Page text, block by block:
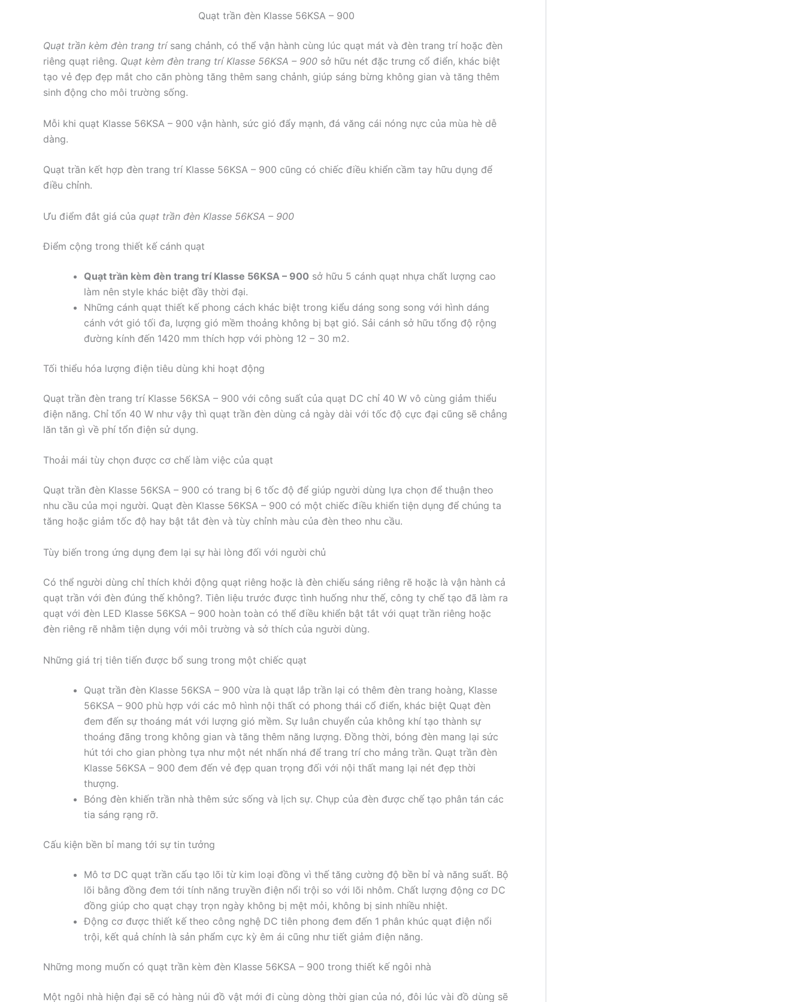
Quạt trần đèn Klasse 56KSA – 900
Quạt trần kèm đèn trang trísang chảnh, có thể vận hành cùng lúc quạt mát và đèn trang trí hoặc đèn
riêng quạt riêng. Quạt kèm đèn trang trí Klasse 56KSA – 900 sở hữu nét đặc trưng cổ điển, khác biệt
tạo vẻ đẹp đẹp mắt cho căn phòng tăng thêm sang chảnh, giúp sáng bừng không gian và tăng thêm
sinh động cho môi trường sống.
Mỗi khi quạt Klasse 56KSA – 900 vận hành, sức gió đẩy mạnh, đá văng cái nóng nực của mùa hè dễ
dàng.
Quạt trần kết hợp đèn trang trí Klasse 56KSA – 900 cũng có chiếc điều khiển cầm tay hữu dụng để
điều chỉnh.
Ưu điểm đắt giá của quạt trần đèn Klasse 56KSA – 900
Điểm cộng trong thiết kế cánh quạt
Quạt trần kèm đèn trang trí Klasse 56KSA – 900 sở hữu 5 cánh quạt nhựa chất lượng cao
làm nên style khác biệt đầy thời đại.
Những cánh quạt thiết kế phong cách khác biệt trong kiểu dáng song song với hình dáng
cánh vớt gió tối đa, lượng gió mềm thoảng không bị bạt gió. Sải cánh sở hữu tổng độ rộng
đường kính đến 1420 mm thích hợp với phòng 12 – 30 m2.
Tối thiểu hóa lượng điện tiêu dùng khi hoạt động
Quạt trần đèn trang trí Klasse 56KSA – 900 với công suất của quạt DC chỉ 40 W vô cùng giảm thiểu
điện năng. Chỉ tốn 40 W như vậy thì quạt trần đèn dùng cả ngày dài với tốc độ cực đại cũng sẽ chẳng
lăn tăn gì về phí tổn điện sử dụng.
Thoải mái tùy chọn được cơ chế làm việc của quạt
Quạt trần đèn Klasse 56KSA – 900 có trang bị 6 tốc độ để giúp người dùng lựa chọn để thuận theo
nhu cầu của mọi người. Quạt đèn Klasse 56KSA – 900 có một chiếc điều khiển tiện dụng để chúng ta
tăng hoặc giảm tốc độ hay bật tắt đèn và tùy chỉnh màu của đèn theo nhu cầu.
Tùy biến trong ứng dụng đem lại sự hài lòng đối với người chủ
Có thể người dùng chỉ thích khởi động quạt riêng hoặc là đèn chiếu sáng riêng rẽ hoặc là vận hành cả
quạt trần với đèn đúng thế không?. Tiên liệu trước được tình huống như thế, công ty chế tạo đã làm ra
quạt với đèn LED Klasse 56KSA – 900 hoàn toàn có thể điều khiển bật tắt với quạt trần riêng hoặc
đèn riêng rẽ nhằm tiện dụng với môi trường và sở thích của người dùng.
Những giá trị tiên tiến được bổ sung trong một chiếc quạt
Quạt trần đèn Klasse 56KSA – 900 vừa là quạt lắp trần lại có thêm đèn trang hoàng, Klasse
56KSA – 900 phù hợp với các mô hình nội thất có phong thái cổ điển, khác biệt Quạt đèn
đem đến sự thoáng mát với lượng gió mềm. Sự luân chuyển của không khí tạo thành sự
thoáng đãng trong không gian và tăng thêm năng lượng. Đồng thời, bóng đèn mang lại sức
hút tới cho gian phòng tựa như một nét nhấn nhá để trang trí cho mảng trần. Quạt trần đèn
Klasse 56KSA – 900 đem đến vẻ đẹp quan trọng đối với nội thất mang lại nét đẹp thời
thượng.
Bóng đèn khiến trần nhà thêm sức sống và lịch sự. Chụp của đèn được chế tạo phân tán các
tia sáng rạng rỡ.
Cấu kiện bền bỉ mang tới sự tin tưởng
Mô tơ DC quạt trần cấu tạo lõi từ kim loại đồng vì thế tăng cường độ bền bỉ và năng suất. Bộ
lõi bằng đồng đem tới tính năng truyền điện nổi trội so với lõi nhôm. Chất lượng động cơ DC
đồng giúp cho quạt chạy trọn ngày không bị mệt mỏi, không bị sinh nhiều nhiệt.
Động cơ được thiết kế theo công nghệ DC tiên phong đem đến 1 phân khúc quạt điện nổi
trội, kết quả chính là sản phẩm cực kỳ êm ái cũng như tiết giảm điện năng.
Những mong muốn có quạt trần kèm đèn Klasse 56KSA – 900 trong thiết kế ngôi nhà
Một ngôi nhà hiện đại sẽ có hàng núi đồ vật mới đi cùng dòng thời gian của nó, đôi lúc vài đồ dùng sẽ